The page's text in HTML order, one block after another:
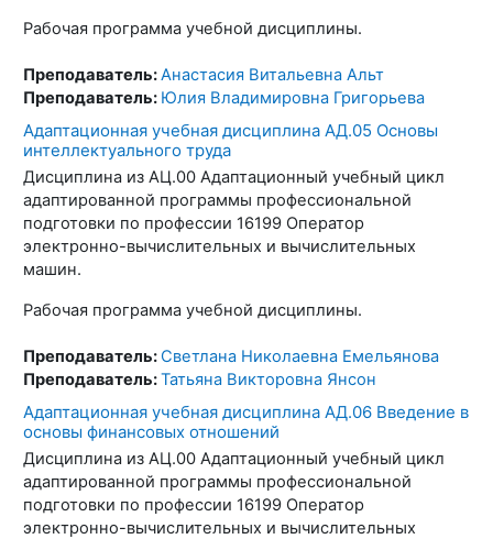
Рабочая программа учебной дисциплины.
Преподаватель:Анастасия Витальевна Альт
Преподаватель: Юлия Владимировна Григорьева
Адаптационная учебная дисциплина АД.05 Основы
интеллектуального труда
Дисциплина из АЦ.00 Адаптационный учебный цикл
адаптированной программы профессиональной
подготовки по профессии 16199 Оператор
электронно-вычислительных и вычислительных
машин.
Рабочая программа учебной дисциплины.
Преподаватель:Светлана Николаевна Емельянова
Преподаватель:Татьяна Викторовна Янсон
Адаптационная учебная дисциплина АД.06 Введение в
основы финансовых отношений
Дисциплина из АЦ.00 Адаптационный учебный цикл
адаптированной программы профессиональной
подготовки по профессии 16199 Оператор
электронно-вычислительных и вычислительных